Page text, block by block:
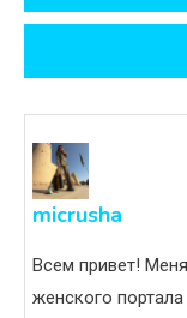
по
записям
micrusha
Всем привет!
женского